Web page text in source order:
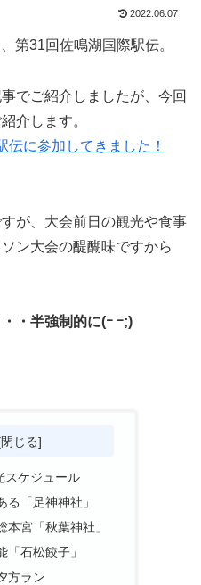
2022.06.07
第31回佐鳴湖国際駅伝。
でご紹介しましたが、今回
介します。
に参加してきました！
が、大会前日の観光や食事
ン大会の醍醐味ですから
・・半強制的に(ｰ ｰ;)
スケジュール
る「足神神社」
本宮「秋葉神社」
「石松餃子」
方ラン